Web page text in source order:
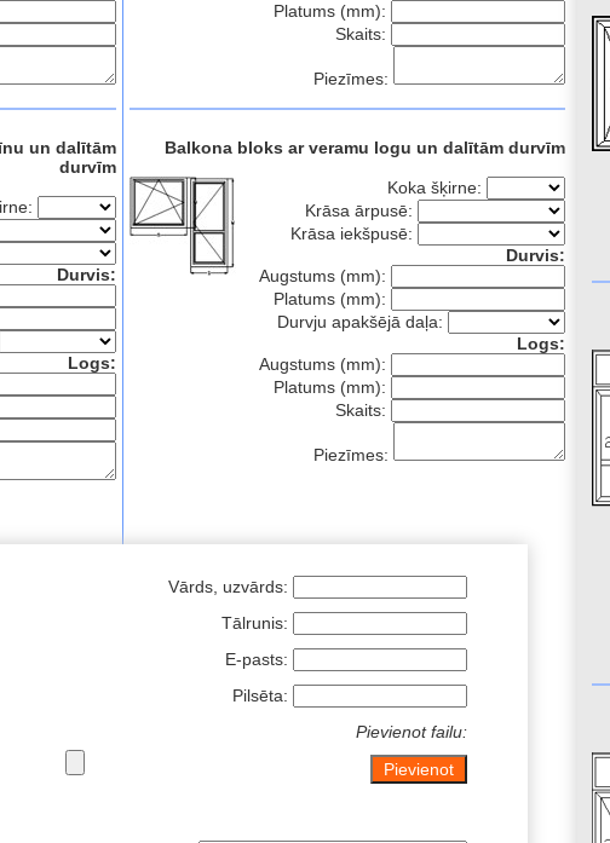
un dalītām
durvīm
Durvis:
Logs:
Vārds, uzvārds:
Tālrunis:
E-pasts:
Pilsēta:
Pievienot failu:
Platums (mm):
Skaits:
Piezīmes:
Balkona bloks ar veramu logu un dalītām durvīm
Koka šķirne:
Krāsa ārpusē:
Krāsa iekšpusē:
Durvis:
Augstums (mm):
Platums (mm):
Durvju apakšējā daļa:
Logs:
Augstums (mm):
Platums (mm):
Skaits:
Piezīmes: